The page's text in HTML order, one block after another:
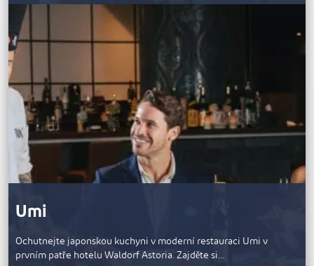
Umi
Ochutnejte japonskou kuchyni v moderní restauraci Umi v
prvním patře hotelu Waldorf Astoria. Zajděte si…